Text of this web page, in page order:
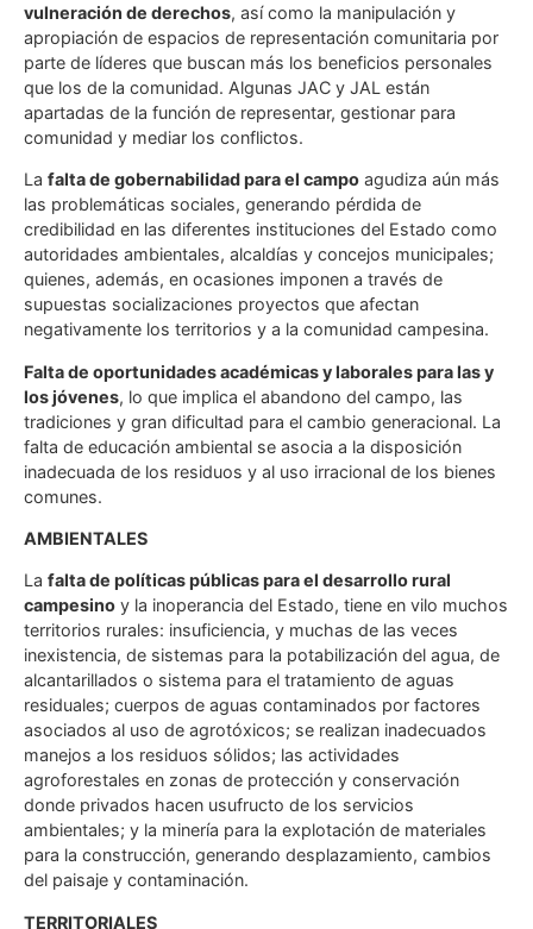
vulneración de derechos, así como la manipulación y
apropiación de espacios de representación comunitaria por
parte de líderes que buscan más los beneficios personales
que los de la comunidad. Algunas JAC y JAL están
apartadas de la función de representar, gestionar para
comunidad y mediar los conflictos.
La falta de gobernabilidad para el campo agudiza aún más
las problemáticas sociales, generando pérdida de
credibilidad en las diferentes instituciones del Estado como
autoridades ambientales, alcaldías y concejos municipales;
quienes, además, en ocasiones imponen a través de
supuestas socializaciones proyectos que afectan
negativamente los territorios y a la comunidad campesina.
Falta de oportunidades académicas y laborales para las y
los jóvenes, lo que implica el abandono del campo, las
tradiciones y gran dificultad para el cambio generacional. La
falta de educación ambiental se asocia a la disposición
inadecuada de los residuos y al uso irracional de los bienes
comunes.
AMBIENTALES
La falta de políticas públicas para el desarrollo rural
campesino y la inoperancia del Estado, tiene en vilo muchos
territorios rurales: insuficiencia, y muchas de las veces
inexistencia, de sistemas para la potabilización del agua, de
alcantarillados o sistema para el tratamiento de aguas
residuales; cuerpos de aguas contaminados por factores
asociados al uso de agrotóxicos; se realizan inadecuados
manejos a los residuos sólidos; las actividades
agroforestales en zonas de protección y conservación
donde privados hacen usufructo de los servicios
ambientales; y la minería para la explotación de materiales
para la construcción, generando desplazamiento, cambios
del paisaje y contaminación.
TERRITORIALES